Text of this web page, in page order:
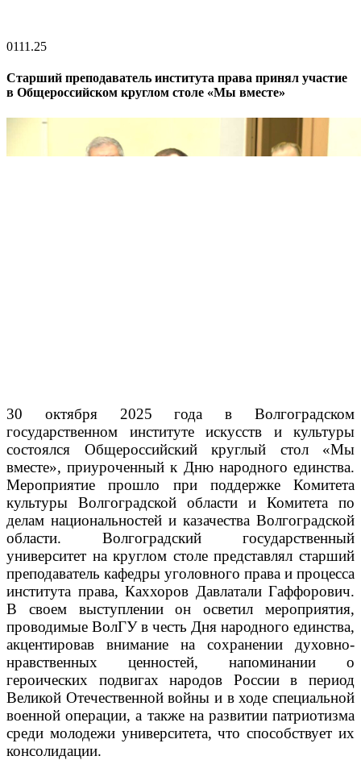
0111.25
Старший преподаватель института права принял участие
в Общероссийском круглом столе «Мы вместе»
30 октября 2025 года в Волгоградском
государственном институте искусств и культуры
состоялся Общероссийский круглый стол «Мы
вместе», приуроченный к Дню народного единства.
Мероприятие прошло при поддержке Комитета
культуры Волгоградской области и Комитета по
делам национальностей и казачества Волгоградской
области. Волгоградский государственный
университет на круглом столе представлял старший
преподаватель кафедры уголовного права и процесса
института права, Каххоров Давлатали Гаффорович.
В своем выступлении он осветил мероприятия,
проводимые ВолГУ в честь Дня народного единства,
акцентировав внимание на сохранении духовно-
нравственных ценностей, напоминании о
героических подвигах народов России в период
Великой Отечественной войны и в ходе специальной
военной операции, а также на развитии патриотизма
среди молодежи университета, что способствует их
консолидации.